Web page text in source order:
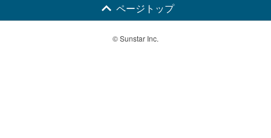
ページトップ
© Sunstar Inc.